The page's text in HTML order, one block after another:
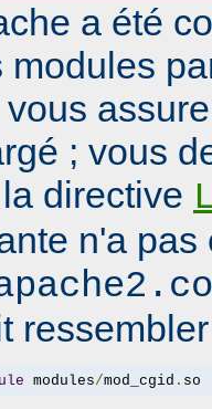
a été
modules
; vous
directive
n'a pas
modules/mod_cgid . so